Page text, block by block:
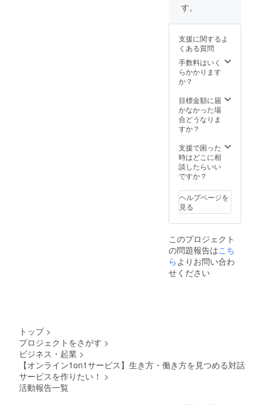
す。コ
ルジュ
と共に
トリセ
ツを完
成させ
で、自
分の行
動の根
幹を見
し、今
後のビ
ジョ
ン を
できま
す。ま
た、自
分のビ
や特性
を振り
返るこ
とで、
自分の
内容】
す。
支援に関するよ
くある質問
手数料はいく
らかかります
か？
目標金額に届
かなかった場
合どうなりま
すか？
支援で困った
時はどこに相
談したらいい
ですか？
ヘルプページを
見る
このプロジェクト
の問題報告はこち
ら よりお問い合わ
せください
トップ >
プロジェクトをさがす >
ビジネス・起業 >
【オンライン1on1サービス】生き方・働き方を見つめる対話
サービスを作りたい！ >
活動報告一覧